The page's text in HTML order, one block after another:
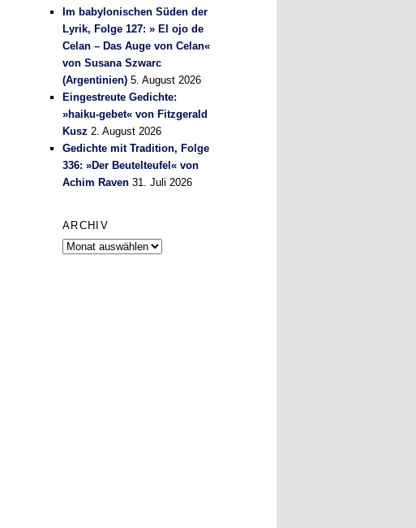
Im babylonischen Süden der
Lyrik, Folge 127: » El ojo de
Celan – Das Auge von Celan«
von Susana Szwarc
(Argentinien) 5. August 2026
Eingestreute Gedichte:
»haiku-gebet« von Fitzgerald
Kusz 2. August 2026
Gedichte mit Tradition, Folge
336: »Der Beutelteufel« von
Achim Raven 31. Juli 2026
ARCHIV
Archiv